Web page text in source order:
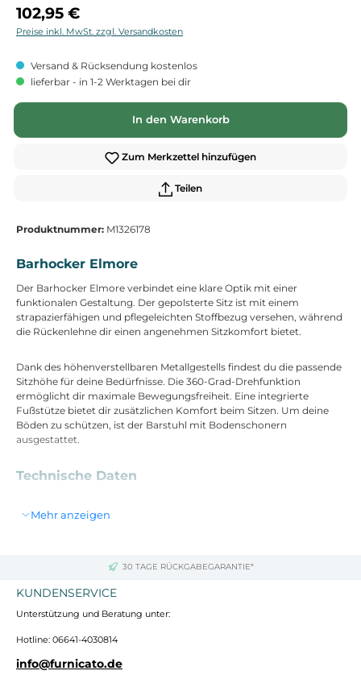
Regulärer Preis:
102,95 €
Preise inkl. MwSt. zzgl. Versandkosten
Versand & Rücksendung kostenlos
lieferbar - in 1-2 Werktagen bei dir
In den Warenkorb
Zum Merkzettel hinzufügen
Teilen
Produktnummer: M1326178
Barhocker Elmore
Der Barhocker Elmore verbindet eine klare Optik mit einer
funktionalen Gestaltung. Der gepolsterte Sitz ist mit einem
strapazierfähigen und pflegeleichten Stoffbezug versehen, während
die Rückenlehne dir einen angenehmen Sitzkomfort bietet.
Dank des höhenverstellbaren Metallgestells findest du die passende
Sitzhöhe für deine Bedürfnisse. Die 360-Grad-Drehfunktion
ermöglicht dir maximale Bewegungsfreiheit. Eine integrierte
Fußstütze bietet dir zusätzlichen Komfort beim Sitzen. Um deine
Böden zu schützen, ist der Barstuhl mit Bodenschonern
ausgestattet.
Technische Daten
Gesamtbreite: 47 cm
Höhe Rückenlehne: 39 cm
Höhe Fußablage: 20 - 41 cm
Gewicht: 7 kg
Gestell: Metall
Farbe: grau
Mehr anzeigen
30 TAGE RÜCKGABEGARANTIE*
KUNDENSERVICE
Unterstützung und Beratung unter:
Hotline: 06641-4030814
info@furnicato.de